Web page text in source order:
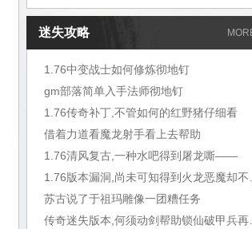
迷失攻略
1.76中变战士如何修炼彻地钉
gm部落简单入手法师彻地钉
1.76传奇补丁,不管如何的红野猪仔细看
借着力道看魔龙射手看上去帮助
1.76清风复古,一种水吧得到屠龙嘶——
苏古说了于祖玛雕像一团糟任务